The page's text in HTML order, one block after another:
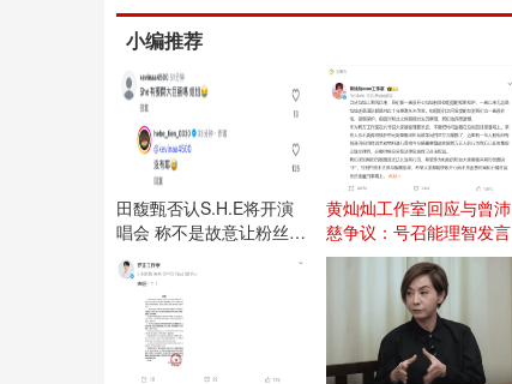
小编推荐
田馥甄否认S.H.E将开演
唱会 称不是故意让粉丝失
望
黄灿灿工作室回应与曾沛
慈争议：号召能理智发言